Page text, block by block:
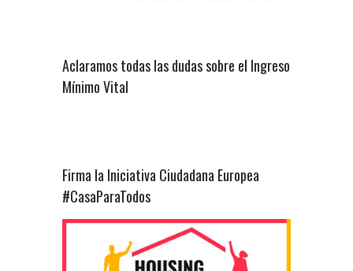
Aclaramos todas las dudas sobre el Ingreso
Mínimo Vital
Firma la Iniciativa Ciudadana Europea
#CasaParaTodos